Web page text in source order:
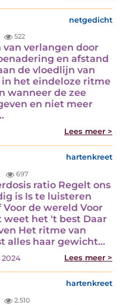
netgedicht
522
verlangen door
en afstand
de vloedlijn van
het eindeloze ritme
wanneer de zee
en niet meer
Lees meer >
hartenkreet
697
ratio Regelt ons
is Is te luisteren
de wereld Voor
weet het 't best Daar
Het ritme van
alles haar gewicht…
2024 Lees meer >
hartenkreet
2.510